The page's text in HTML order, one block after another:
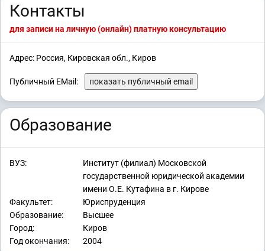
Контакты
для записи на личную (онлайн) платную консультацию
Адрес: Россия, Кировская обл., Киров
Публичный EMail: показать публичный email
Образование
ВУЗ:
Институт (филиал) Московской
государственной юридической академии
имени О.Е. Кутафина в г. Кирове
Факультет:
Юриспруденция
Образование:
Высшее
Город:
Киров
Год окончания:
2004